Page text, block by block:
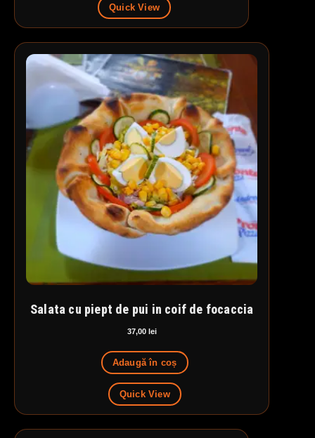
Quick View
Salata cu piept de pui in coif de focaccia
37,00 lei
Adaugă în coș
Quick View